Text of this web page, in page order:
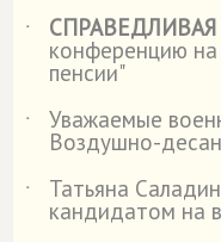
˙
конференцию
пенсии"
˙
Уважаемые
Воздушно-
˙
Татьяна
кандидатом на